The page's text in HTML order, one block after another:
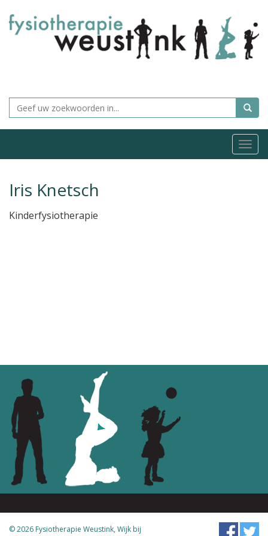
Iris Knetsch
Kinderfysiotherapie
© 2026 Fysiotherapie Weustink, Wijk bij